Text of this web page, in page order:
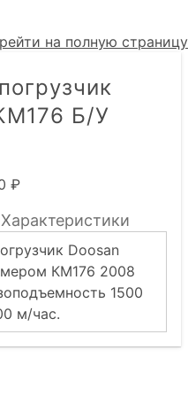
на полную страницу
Б/У
₽
Doosan
КМ176 2008
1500
м/час.
Характеристики